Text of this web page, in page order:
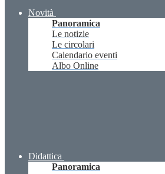
Novità
Panoramica
Le notizie
Le circolari
Calendario eventi
Albo Online
Didattica
Panoramica